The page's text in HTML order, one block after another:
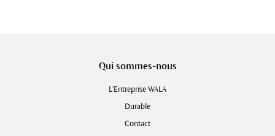
Qui sommes-nous
L'Entreprise WALA
Durable
Contact